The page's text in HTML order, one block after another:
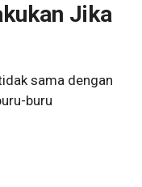
Jika
sama dengan
buru